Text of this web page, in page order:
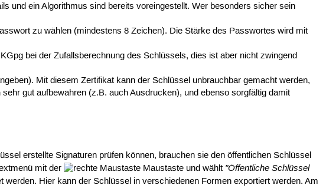
und ein Algorithmus sind bereits voreingestellt. Wer besonders sicher sein
zu wählen (mindestens 8 Zeichen). Die Stärke des Passwortes wird mit
bei der Zufallsberechnung des Schlüssels, dies ist aber nicht zwingend
Mit diesem Zertifikat kann der Schlüssel unbrauchbar gemacht werden,
gut aufbewahren (z.B. auch Ausdrucken), und ebenso sorgfältig damit
erstellte Signaturen prüfen können, brauchen sie den öffentlichen Schlüssel
mit der
Maustaste und wählt "Öffentliche Schlüssel
werden. Hier kann der Schlüssel in verschiedenen Formen exportiert werden. Am